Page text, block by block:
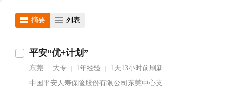
摘要 列表
平安“优+计划”
东莞 大专 1年经验
1天13小时前刷新
中国平安人寿保险股份有限公司东莞中心支公司徐经理